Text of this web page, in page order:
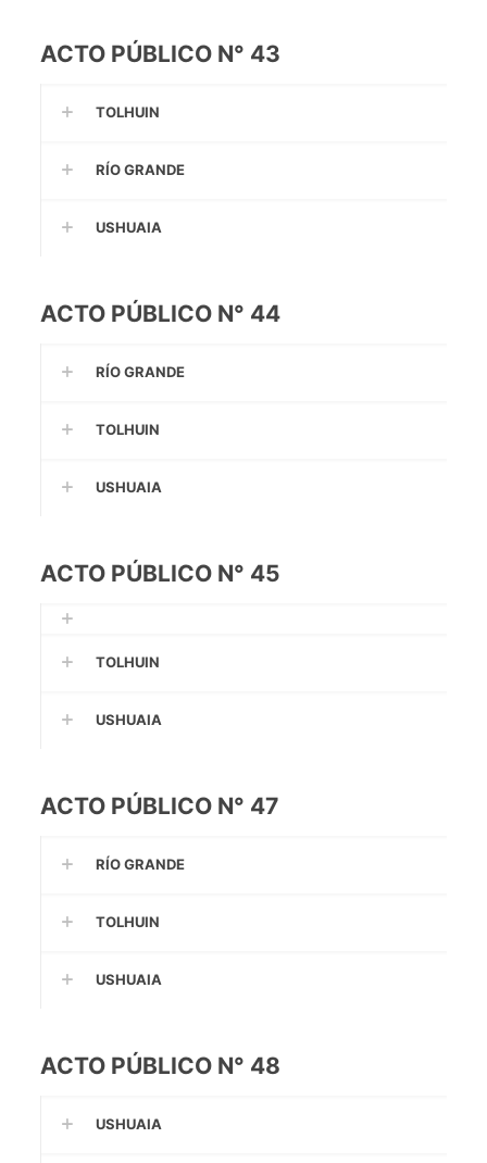
ACTO PÚBLICO N° 43
TOLHUIN
RÍO GRANDE
USHUAIA
ACTO PÚBLICO N° 44
RÍO GRANDE
TOLHUIN
USHUAIA
ACTO PÚBLICO N° 45
TOLHUIN
USHUAIA
ACTO PÚBLICO N° 47
RÍO GRANDE
TOLHUIN
USHUAIA
ACTO PÚBLICO N° 48
USHUAIA